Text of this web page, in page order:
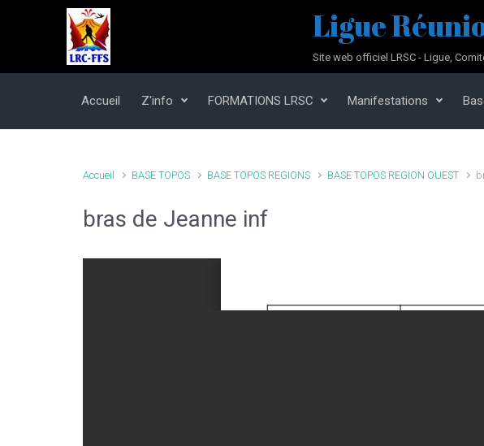
Skip to main content Ligue
Site web officiel LRSC - Ligue,
Accueil Z'info FORMATIONS LRSC Manifestations
Accueil BASE TOPOS BASE TOPOS REGIONS BASE TOPOS REGION OUEST
bras de Jeanne inf